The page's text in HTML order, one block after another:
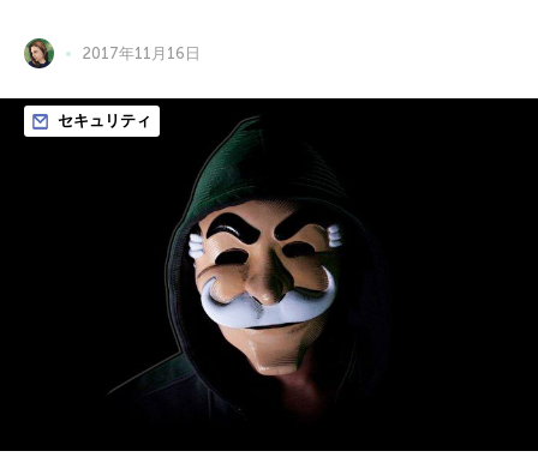
2017年11月16日
セキュリティ